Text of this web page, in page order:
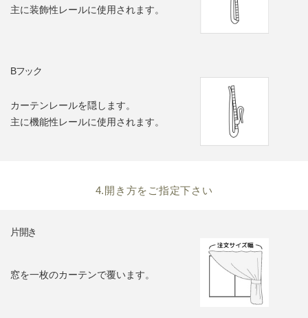
主に装飾性レールに使用されます。
Bフック
カーテンレールを隠します。
主に機能性レールに使用されます。
4.開き方をご指定下さい
片開き
窓を一枚のカーテンで覆います。